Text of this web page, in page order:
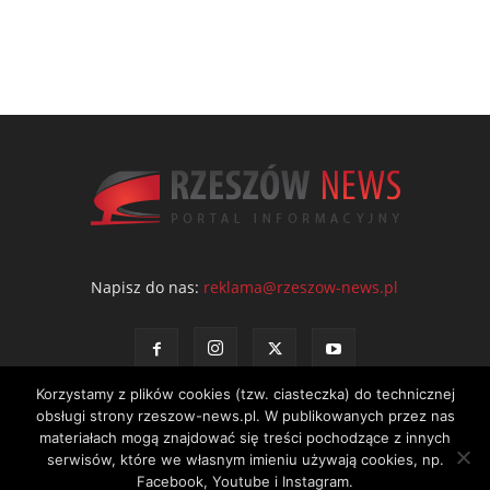
Napisz do nas: reklama@rzeszow-news.pl
Kontakt Polityka prywatności Regulamin portalu
Korzystamy z plików cookies (tzw. ciasteczka) do technicznej
obsługi strony rzeszow-news.pl. W publikowanych przez nas
materiałach mogą znajdować się treści pochodzące z innych
serwisów, które we własnym imieniu używają cookies, np.
Facebook, Youtube i Instagram.